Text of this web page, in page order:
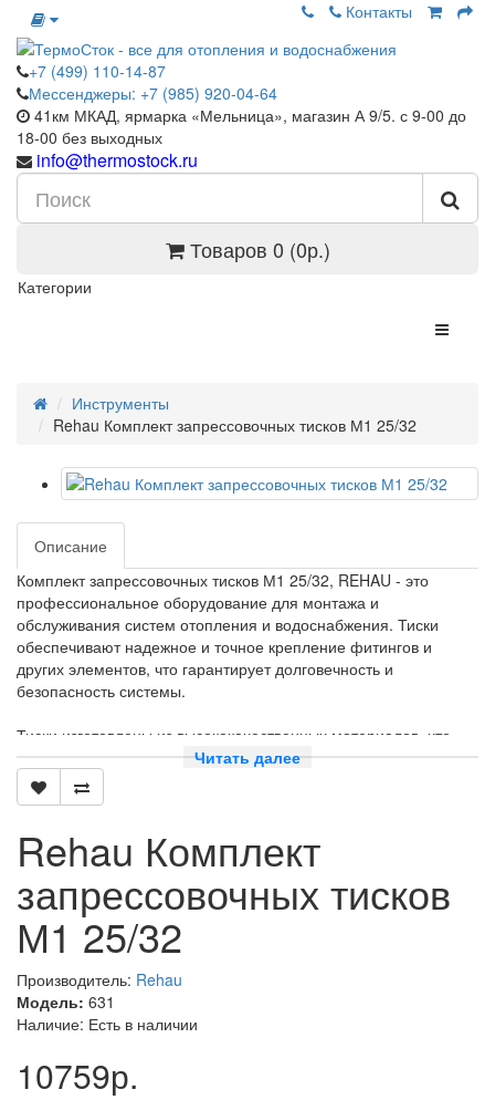
Контакты
+7 (499) 110-14-87
Мессенджеры: +7 (985) 920-04-64
41км МКАД, ярмарка «Мельница», магазин А 9/5. с 9-00 до
18-00 без выходных
info@thermostock.ru
Товаров 0 (0р.)
Категории
Инструменты
Rehau Комплект запрессовочных тисков М1 25/32
Описание
Комплект запрессовочных тисков М1 25/32, REHAU - это
профессиональное оборудование для монтажа и
обслуживания систем отопления и водоснабжения. Тиски
обеспечивают надежное и точное крепление фитингов и
других элементов, что гарантирует долговечность и
безопасность системы.
Тиски изготовлены из высококачественных материалов, что
обеспечивает их долговечность и надежность. Они имеют
прочную конструкцию и удобную рукоятку, что позволяет легко
и быстро устанавливать и снимать фитинги.
Комплект включает в себя два тиска: один для фитингов
диаметром 25 мм, другой для фитингов диаметром 32 мм. Это
позволяет использовать тиски для широкого спектра работ по
монтажу и обслуживанию систем отопления и водоснабжения.
Тиски REHAU - это надежное и качественное оборудование,
которое поможет вам быстро и эффективно выполнять работы
по монтажу и обслуживанию систем отопления и
водоснабжения.
Читать далее
Rehau Комплект
запрессовочных тисков
М1 25/32
Производитель: Rehau
Модель: 631
Наличие: Есть в наличии
10759р.